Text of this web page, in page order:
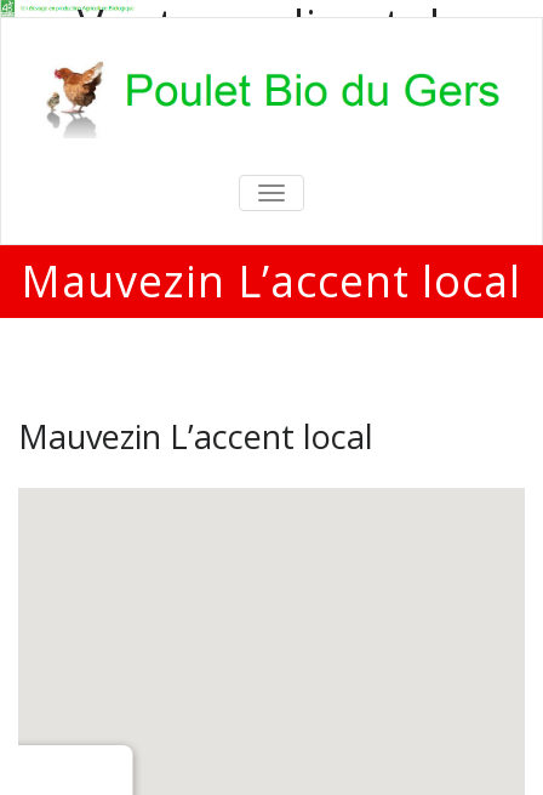
Vente en direct de
poulets bio
Vente en direct de poulets bio aux
particuliers et professionnels
TOGGLE
NAVIGATION
Mauvezin L’accent local
Mauvezin L’accent local